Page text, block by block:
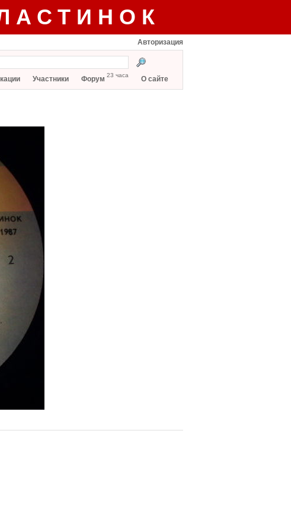
Авторизация
Участники Форум 23 часа О сайте